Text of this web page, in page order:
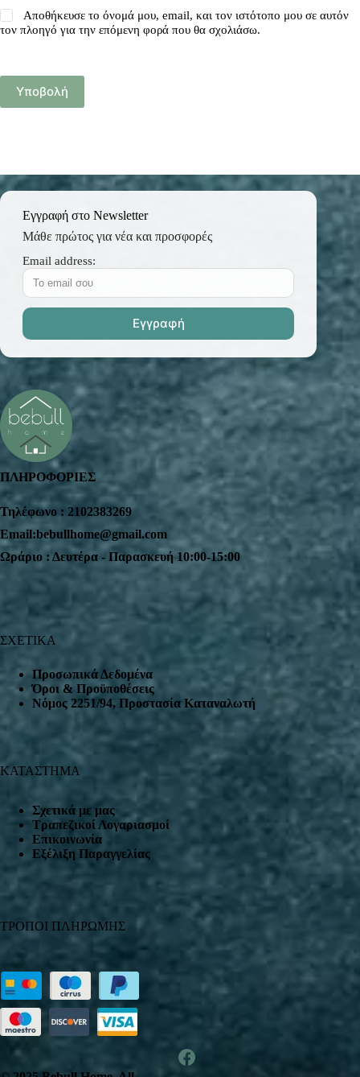
Αποθήκευσε το όνομά μου, email, και τον ιστότοπο μου σε αυτόν
τον πλοηγό για την επόμενη φορά που θα σχολιάσω.
Υποβολή
Εγγραφή στο Newsletter
Μάθε πρώτος για νέα και προσφορές
Email address:
ΠΛΗΡΟΦΟΡΙΕΣ
Τηλέφωνο : 2102383269
Email:bebullhome@gmail.com
Ωράριο : Δευτέρα - Παρασκευή 10:00-15:00
ΣΧΕΤΙΚΑ
Προσωπικά Δεδομένα
Όροι & Προϋποθέσεις
Nόμος 2251/94, Προστασία Καταναλωτή
ΚΑΤΑΣΤΗΜΑ
Σχετικά με μας
Τραπεζικοί Λογαριασμοί
Επικοινωνία
Εξέλιξη Παραγγελίας
ΤΡΟΠΟΙ ΠΛΗΡΩΜΗΣ